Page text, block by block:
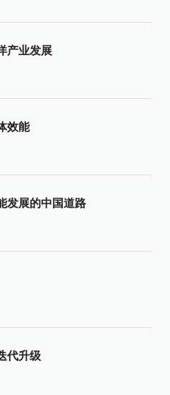
产业发展
效能
发展的中国道路
代升级